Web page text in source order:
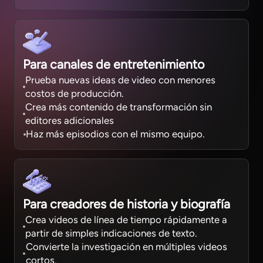
Para canales de entretenimiento
Prueba nuevas ideas de video con menores
costos de producción.
Crea más contenido de transformación sin
editores adicionales
Haz más episodios con el mismo equipo.
Para creadores de historia y biografía
Crea videos de línea de tiempo rápidamente a
partir de simples indicaciones de texto.
Convierte la investigación en múltiples videos
cortos.